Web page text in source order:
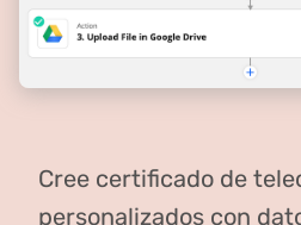
Cree certificado de
personalizados con